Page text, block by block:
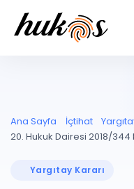
UYAP ile
UYAP Evrak
Entegrasyonu
Blog
Ana Sayfa İçtihat
20. Hukuk Dairesi 2018/344
Yargıtay Kararı